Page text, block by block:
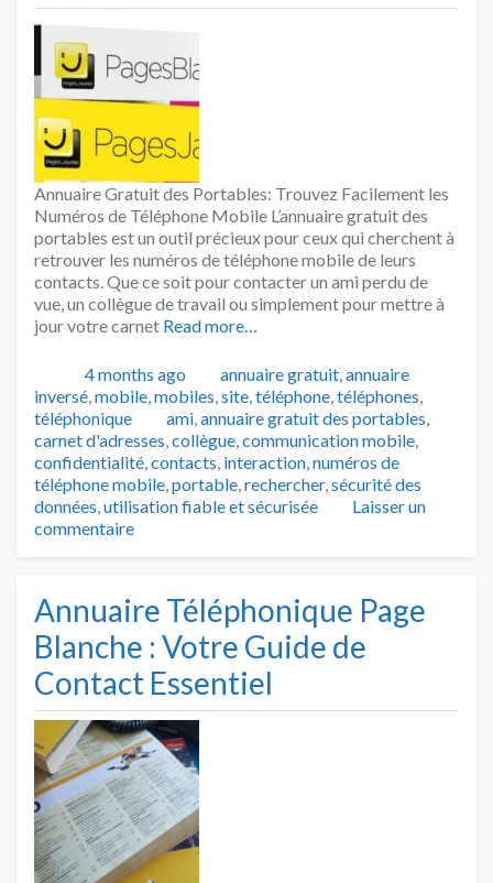
Annuaire Gratuit des Portables: Trouvez Facilement les
Numéros de Téléphone Mobile L’annuaire gratuit des
portables est un outil précieux pour ceux qui cherchent à
retrouver les numéros de téléphone mobile de leurs
contacts. Que ce soit pour contacter un ami perdu de
vue, un collègue de travail ou simplement pour mettre à
jour votre carnet Read more…
Publié
4 months ago Catégories
annuaire gratuit,annuaire
inversé,mobile,mobiles,site,téléphone,téléphones,
téléphonique
Tags
ami,annuaire gratuit des portables,
carnet d'adresses,collègue,communication mobile,
confidentialité,contacts, interaction,numéros de
téléphone mobile,portable,rechercher,sécurité des
données,utilisation fiable et sécurisée
Laisser un
commentaire
Annuaire Téléphonique Page
Blanche : Votre Guide de
Contact Essentiel